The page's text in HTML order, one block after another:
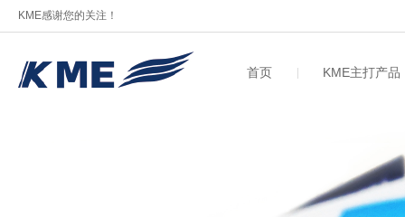
KME感谢您的关注！
首页 KME主打产品